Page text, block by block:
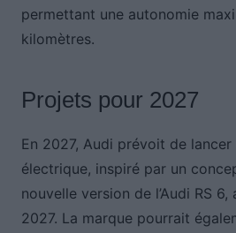
permettant une autonomie
kilomètres.
Projets pour 2027
En 2027, Audi prévoit de
électrique, inspiré par un
nouvelle version de l’Audi RS
2027. La marque pourrait